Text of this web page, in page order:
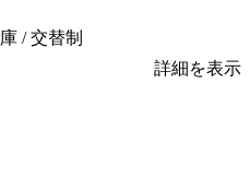
/ 交替制
詳細を表示